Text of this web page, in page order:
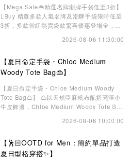
【Mega Sale👜精選名牌潮牌手袋低至3折】
LBuy 精選多款人氣名牌及潮牌手袋限時低至
3折，多款當紅熱賣袋款驚喜優惠登場💎，讓
Nano Noe、Dior Oblique Book Tote、
Celine Teen Nino B
2026-08-06 11:30:00
【夏日命定手袋・Chloe Medium
Woody Tote Bag👜】
【夏日命定手袋・Chloe Medium Woody
Tote Bag👜】 👜以天然亞麻帆布配搭亮澤小
牛皮飾邊，Chloe Medium Woody Tote Bag
標誌性 Logo 刺繡織帶配上俐落簡約的袋身線
主隔層搭配實用內袋設計，無論是日常上班、
週末出遊，還是度假旅程，都能輕鬆收納隨身
2026-08-06 10:00:00
【🕺🏻OOTD for Men：簡約單品打造
夏日型格穿搭✨】